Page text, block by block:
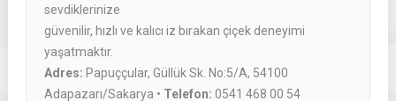
sevdiklerinize
güvenilir, hızlı ve kalıcı iz bırakan çiçek deneyimi
yaşatmaktır.
Adres: Papuççular, Güllük Sk. No:5/A, 54100
Adapazarı/Sakarya • Telefon: 0541 468 00 54